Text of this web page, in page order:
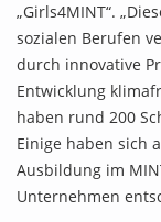
„Girls4MINT“.
sozialen Berufen
durch innovative
Entwicklung
haben rund 200
Einige haben sich
Ausbildung im
Unternehmen